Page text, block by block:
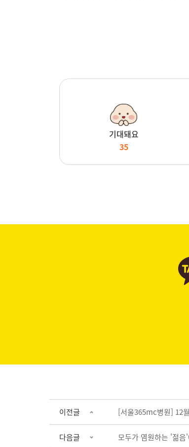
기대돼요
35
이전글 [서울365mc병원] 12
다음글 모두가 염원하는 '젊